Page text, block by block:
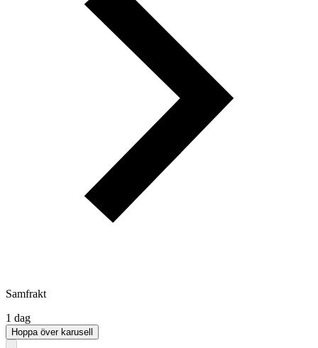
Samfrakt
1 dag
Hoppa över karusell